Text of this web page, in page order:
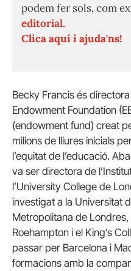
podem fer sols, com
editorial.
Clica aquí i ajuda'ns!
Becky Francis és
Endowment Foundation
(endowment fund) creat
milions de lliures inicials
l’equitat de l’educació.
va ser directora de
l’University College de
investigat a la Universitat
Metropolitana de
Roehampton i el King’s
passar per Barcelona i
formacions amb la